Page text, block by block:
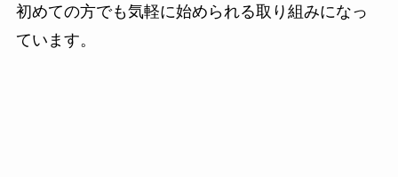
初めての方でも気軽に始められる取り組みになっ
ています。